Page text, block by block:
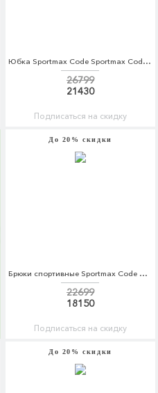
Юбка Sportmax Code Sportmax Code SP027EWBSXR6
26799
21430
Подписаться на скидку
До 20% скидки
Брюки спортивные Sportmax Code Sportmax Code SP027EWBSZG4
22699
18150
Подписаться на скидку
До 20% скидки